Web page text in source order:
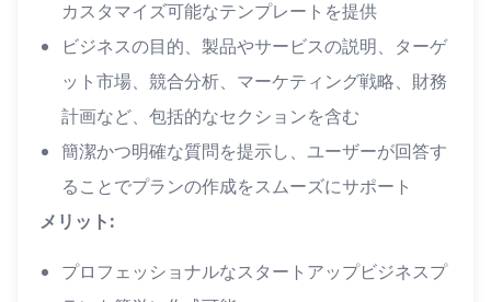
カスタマイズ可能なテンプレートを提供
ビジネスの目的、製品やサービスの説明、ターゲ
ット市場、競合分析、マーケティング戦略、財務
計画など、包括的なセクションを含む
簡潔かつ明確な質問を提示し、ユーザーが回答す
ることでプランの作成をスムーズにサポート
メリット:
プロフェッショナルなスタートアップビジネスプ